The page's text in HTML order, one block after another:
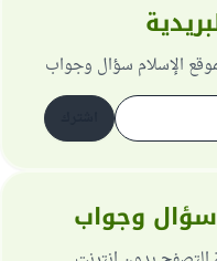
الإسلام سؤال وجواب
سؤال وجواب